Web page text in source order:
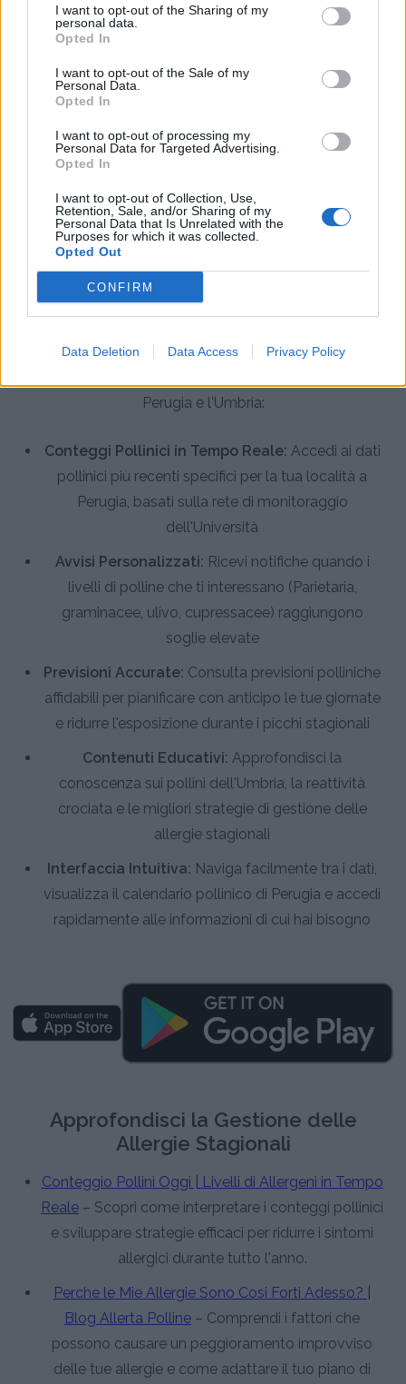
I want to opt-out of the Sharing of my
personal data.
Opted In
I want to opt-out of the Sale of my
Personal Data.
Opted In
I want to opt-out of processing my
Personal Data for Targeted Advertising.
Opted In
I want to opt-out of Collection, Use,
Retention, Sale, and/or Sharing of my
Personal Data that Is Unrelated with the
Purposes for which it was collected.
Opted Out
CONFIRM
Data Deletion Data Access Privacy Policy
come l'immunoterapia
Funzionalità dell'App Allerta Polline
per Perugia
Allerta Polline offre strumenti avanzati per aiutarti a
Perugia e l'Umbria:
Conteggi Pollinici in Tempo Reale: Accedi ai dati
pollinici più recenti specifici per la tua località a
Perugia, basati sulla rete di monitoraggio
dell'Università
Avvisi Personalizzati: Ricevi notifiche quando i
livelli di polline che ti interessano (Parietaria,
graminacee, ulivo, cupressacee) raggiungono
soglie elevate
Previsioni Accurate: Consulta previsioni polliniche
affidabili per pianificare con anticipo le tue giornate
e ridurre l'esposizione durante i picchi stagionali
Contenuti Educativi: Approfondisci la
conoscenza sui pollini dell'Umbria, la reattività
crociata e le migliori strategie di gestione delle
allergie stagionali
Interfaccia Intuitiva: Naviga facilmente tra i dati,
visualizza il calendario pollinico di Perugia e accedi
rapidamente alle informazioni di cui hai bisogno
Approfondisci la Gestione delle
Allergie Stagionali
Conteggio Pollini Oggi | Livelli di Allergeni in Tempo
Reale – Scopri come interpretare i conteggi pollinici
e sviluppare strategie efficaci per ridurre i sintomi
allergici durante tutto l'anno.
Perche le Mie Allergie Sono Cosi Forti Adesso? |
Blog Allerta Polline – Comprendi i fattori che
possono causare un peggioramento improvviso
delle tue allergie e come adattare il tuo piano di